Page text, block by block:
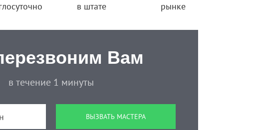
в штате
рынке
Вам
в течение 1 минуты